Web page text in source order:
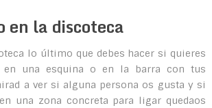
en la discoteca
lo último que debes hacer si quieres
en una esquina o en la barra con tus
a ver si alguna persona os gusta y si
una zona concreta para ligar quedaos